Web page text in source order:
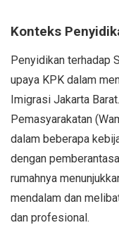
Konteks
Penyidikan terhadap
upaya KPK dalam
Imigrasi Jakarta
Pemasyarakatan
dalam beberapa
dengan
rumahnya
mendalam dan
dan profesional.